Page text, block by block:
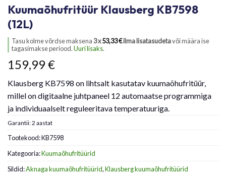
Kuumaõhufritüür Klausberg KB7598
(12L)
Tasu kolme võrdse maksena 3 x53,33€ilma lisatasudetavõi määra ise
tagasimakse periood.Uuri lisaks.
159,99€
Klausberg KB7598 on lihtsalt kasutatav kuumaõhufritüür,
millel on digitaalne juhtpaneel 12 automaatse programmiga
ja individuaalselt reguleeritava temperatuuriga.
Garantii: 2 aastat
Tootekood:KB7598
Kategooria:Kuumaõhufritüürid
Sildid:Aknaga kuumaõhufritüürid,Klausberg kuumaõhufritüürid